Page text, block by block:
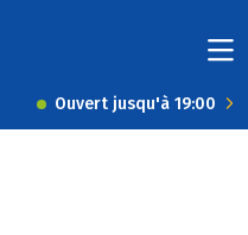
Ouvert jusqu'à 19:00